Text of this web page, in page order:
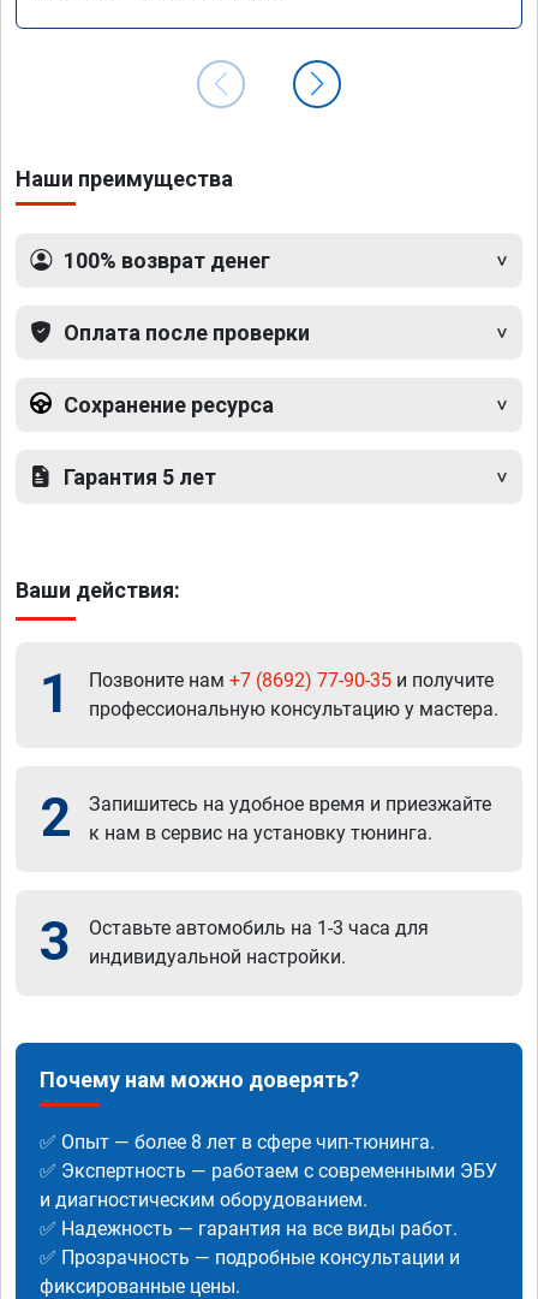
Наши преимущества
100% возврат денег
Оплата после проверки
Сохранение ресурса
Гарантия 5 лет
Ваши действия:
1 Позвоните нам +7 (8692) 77-90-35 и получите
профессиональную консультацию у мастера.
2
Запишитесь на удобное время и приезжайте
к нам в сервис на установку тюнинга.
3
Оставьте автомобиль на 1-3 часа для
индивидуальной настройки.
Почему нам можно доверять?
✅ Опыт — более 8 лет в сфере чип-тюнинга.
✅ Экспертность — работаем с современными ЭБУ
и диагностическим оборудованием.
✅ Надежность — гарантия на все виды работ.
✅ Прозрачность — подробные консультации и
фиксированные цены.